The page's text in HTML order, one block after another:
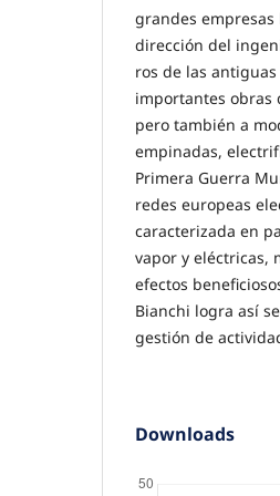
grandes
dirección del
ros de las
importantes obras
pero también a
empinadas,
Primera Guerra
redes europeas
caracterizada en
vapor y eléctricas,
efectos
Bianchi logra así
gestión de
Downloads